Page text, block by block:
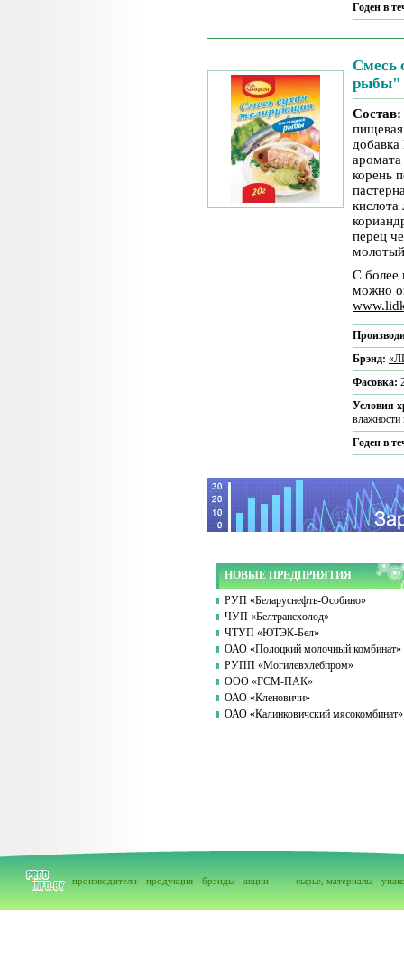
Годен в
Смесь
рыбы"
Состав:
корень
перец
С более
можно
Брэнд:
Фасовка:
Условия
влажности
Годен в
НОВЫЕ ПРЕДПРИЯТИЯ
РУП «Беларуснефть-Особино»
ЧУП «Белтрансхолод»
ЧТУП «ЮТЭК-Бел»
ОАО «Полоцкий молочный комбинат»
РУПП «Могилевхлебпром»
ООО «ГСМ-ПАК»
ОАО «Кленовичи»
ОАО «Калинковичский мясокомбинат»
производители продукция брэнды акции сырье, материалы